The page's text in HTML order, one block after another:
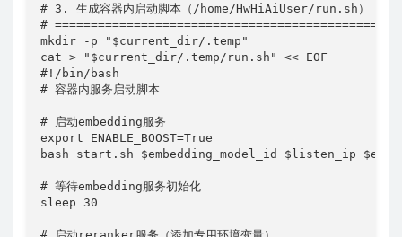
# 3. 生成容器内启动脚本（/home/HwHiAiUser/run.sh）
# ==============================================
mkdir -p "$current_dir/.temp"
cat > "$current_dir/.temp/run.sh" << EOF
#!/bin/bash
# 容器内服务启动脚本
# 启动embedding服务
export ENABLE_BOOST=True
bash start.sh $embedding_model_id $listen_ip
# 等待embedding服务初始化
sleep 30